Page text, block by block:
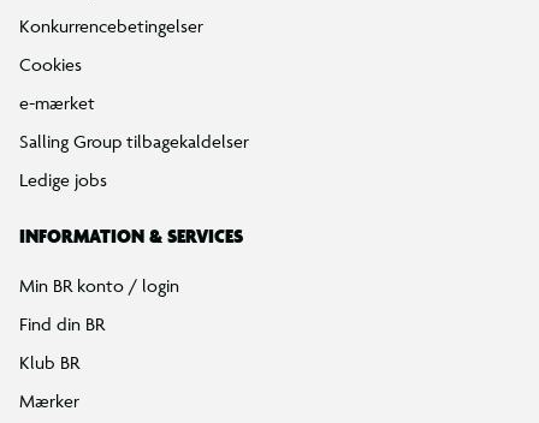
Konkurrencebetingelser
Cookies
e-mærket
Salling Group tilbagekaldelser
Ledige jobs
INFORMATION & SERVICES
Min BR konto / login
Find din BR
Klub BR
Mærker